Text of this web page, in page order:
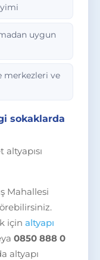
uygun
merkezleri ve
sokaklarda
Mahallesi
için altyapı
0850 888 0
altyapı